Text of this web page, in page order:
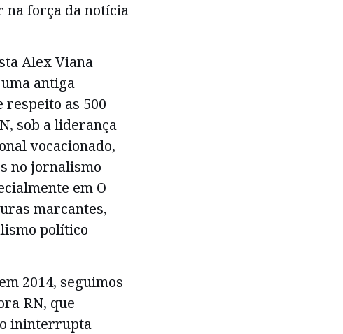
na força da notícia
Alex Viana
antiga
as 500
sob a liderança
vocacionado,
no jornalismo
em O
marcantes,
político
2014, seguimos
RN, que
ininterrupta